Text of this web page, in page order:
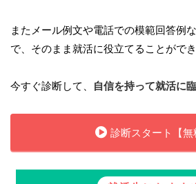
またメール例文や電話での模範回答例
で、そのまま就活に役立てることができ
今すぐ診断して、 自信を持って就活に
診断スタート【無